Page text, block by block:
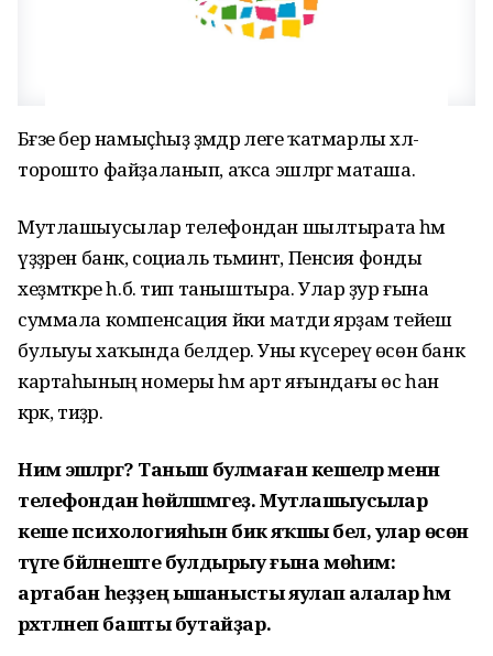
Бәғзе бер намыҫһыҙ әҙәмдәр әлеге ҡатмарлы хәл-
торошто файҙаланып, аҡса эшләргә маташа.
Мутлашыусылар телефондан шылтырата һәм
үҙҙәрен банк, социаль тәьминәт, Пенсия фонды
хеҙмәткәре һ.б. тип таныштыра. Улар ҙур ғына
суммала компенсация йәки матди ярҙам тейеш
булыуы хаҡында белдерә. Уны күсереү өсөн банк
картаһының номеры һәм арт яғындағы өс һан
кәрәк, тиҙәр.
Нимә эшләргә? Таныш булмаған кешеләр менән
телефондан һөйләшмәгеҙ. Мутлашыусылар
кеше психологияһын бик яҡшы белә, улар өсөн
тәүге бәйләнеште булдырыу ғына мөһим:
артабан һеҙҙең ышанысты яулап алалар һәм
рәхәтләнеп башты бутайҙар.